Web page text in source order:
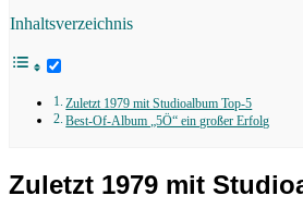
Inhaltsverzeichnis
Zuletzt 1979 mit Studioalbum Top-5
Best-Of-Album „5Ö“ ein großer Erfolg
Zuletzt 1979 mit